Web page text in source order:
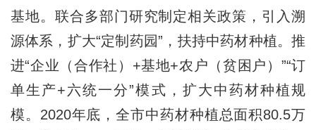
基地。联合多部门研究制定相关政策，引入溯
源体系，扩大“定制药园”，扶持中药材种植。推
进“企业（合作社）+基地+农户（贫困户）”“订
单生产+六统一分”模式，扩大中药材种植规
模。2020年底，全市中药材种植总面积80.5万